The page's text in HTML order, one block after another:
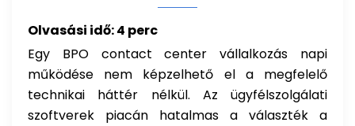
Olvasási idő: 4 perc
Egy BPO contact center vállalkozás napi
működése nem képzelhető el a megfelelő
technikai háttér nélkül. Az ügyfélszolgálati
szoftverek piacán hatalmas a választék a